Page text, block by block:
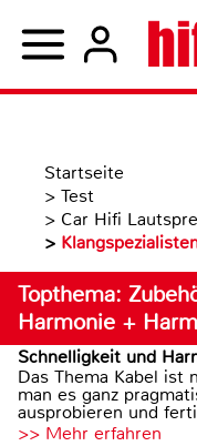
Startseite
> Test
> Car Hifi
>
Topthema:
Harmonie +
Schnelligkeit und
Das Thema Kabel ist
man es ganz
ausprobieren und
>> Mehr erfahren